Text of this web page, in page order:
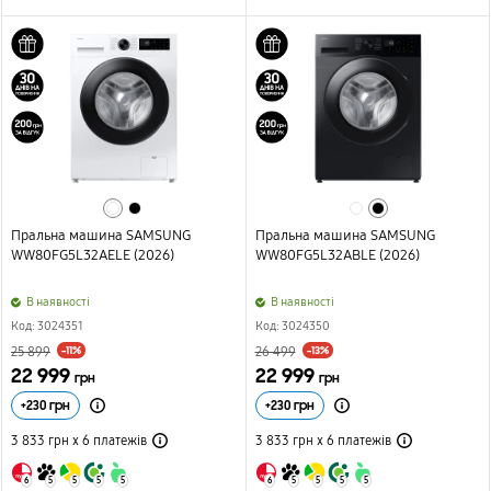
Пральна машина SAMSUNG
WW80FG5L32AELE (2026)
B наявності
Код: 3024351
25 899 -11%
22 999 грн
+230 грн
3 833 грн х 6 платежів
6 5 5 5 5
Пральна машина SAMSUNG
WW80FG5L32ABLE (2026)
B наявності
Код: 3024350
26 499 -13%
22 999 грн
+230грн
3 833 грн х 6 платежів
6 5 5 5 5